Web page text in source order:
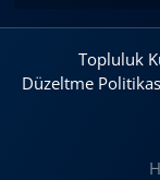
Topluluk
Düzeltme